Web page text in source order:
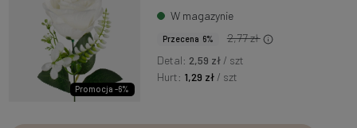
Promocja -6%
W magazynie
Przecena 6%
2,77 zł
Detal: 2,59 zł / szt
Hurt: 1,29 zł / szt